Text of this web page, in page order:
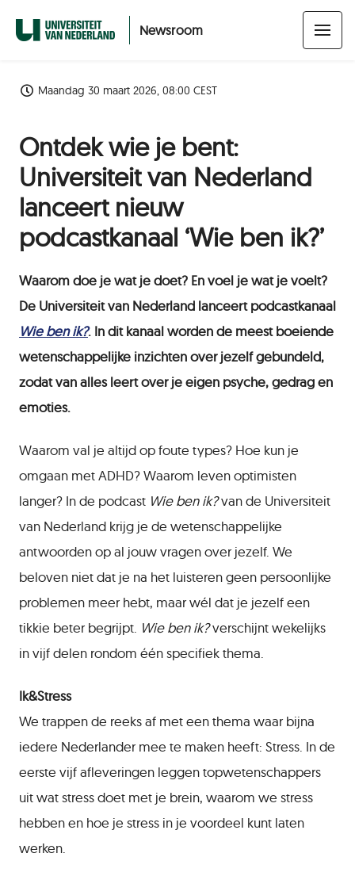
Newsroom
Maandag 30 maart 2026, 08:00 CEST
Ontdek wie je bent:
Universiteit van Nederland
lanceert nieuw
podcastkanaal ‘Wie ben ik?’
Waarom doe je wat je doet? En voel je wat je voelt?
De Universiteit van Nederland lanceert podcastkanaal
Wie ben ik?. In dit kanaal worden de meest boeiende
wetenschappelijke inzichten over jezelf gebundeld,
zodat van alles leert over je eigen psyche, gedrag en
emoties.
Waarom val je altijd op foute types? Hoe kun je
omgaan met ADHD? Waarom leven optimisten
langer? In de podcast Wie ben ik?van de Universiteit
van Nederland krijg je de wetenschappelijke
antwoorden op al jouw vragen over jezelf. We
beloven niet dat je na het luisteren geen persoonlijke
problemen meer hebt, maar wél dat je jezelf een
tikkie beter begrijpt. Wie ben ik?verschijnt wekelijks
in vijf delen rondom één specifiek thema.
Ik&Stress
We trappen de reeks af met een thema waar bijna
iedere Nederlander mee te maken heeft: Stress. In de
eerste vijf afleveringen leggen topwetenschappers
uit wat stress doet met je brein, waarom we stress
hebben en hoe je stress in je voordeel kunt laten
werken.